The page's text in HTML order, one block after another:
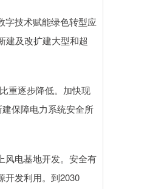
技术赋能绿色转型应
建及改扩建大型和超
重逐步降低。加快现
保障电力系统安全所
电基地开发。安全有
开发利用。到2030